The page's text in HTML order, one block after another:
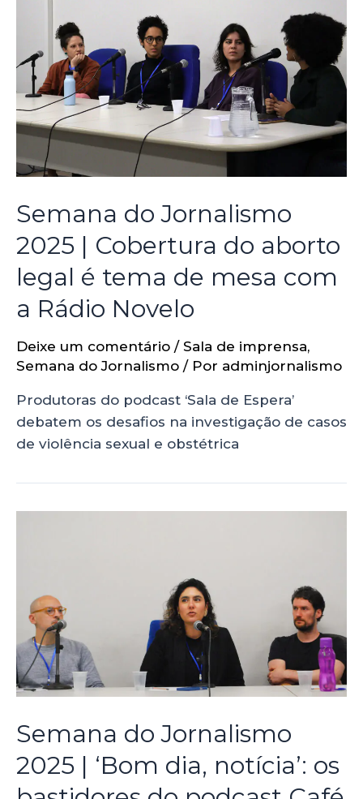
Semana do Jornalismo
2025 | Cobertura do aborto
legal é tema de mesa com
a Rádio Novelo
Deixe um comentário / Sala de imprensa,
Semana do Jornalismo / Por adminjornalismo
Produtoras do podcast ‘Sala de Espera’
debatem os desafios na investigação de casos
de violência sexual e obstétrica
Semana do Jornalismo
2025 | ‘Bom dia, notícia’: os